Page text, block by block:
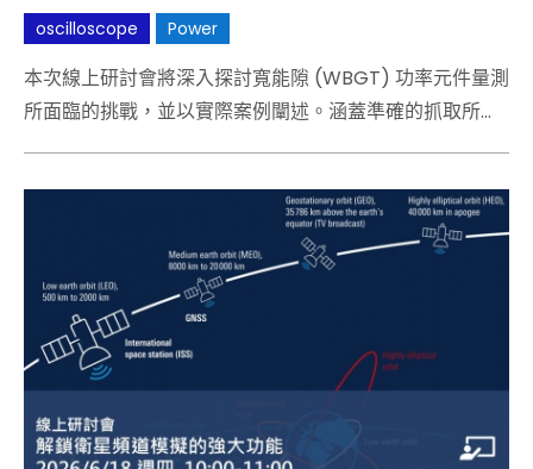
oscilloscope Power
本次線上研討會將深入探討寬能隙 (WBGT) 功率元件量測
所面臨的挑戰，並以實際案例闡述。涵蓋準確的抓取所有